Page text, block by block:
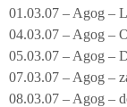
01.03.07 – Agog –
04.03.07 – Agog –
05.03.07 – Agog –
07.03.07 – Agog –
08.03.07 – Agog –